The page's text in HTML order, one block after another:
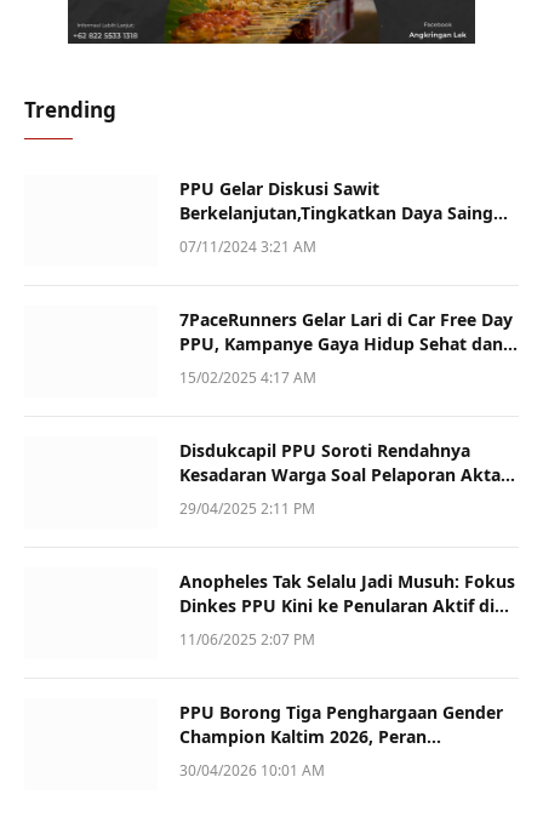
Trending
PPU Gelar Diskusi Sawit
Berkelanjutan,Tingkatkan Daya Saing
dan Kualitas
07/11/2024 3:21 AM
7PaceRunners Gelar Lari di Car Free Day
PPU, Kampanye Gaya Hidup Sehat dan
Dukung UMKM
15/02/2025 4:17 AM
Disdukcapil PPU Soroti Rendahnya
Kesadaran Warga Soal Pelaporan Akta
Kematian
29/04/2025 2:11 PM
Anopheles Tak Selalu Jadi Musuh: Fokus
Dinkes PPU Kini ke Penularan Aktif di
Sotek
11/06/2025 2:07 PM
PPU Borong Tiga Penghargaan Gender
Champion Kaltim 2026, Peran
Perempuan Jadi Sorotan
30/04/2026 10:01 AM